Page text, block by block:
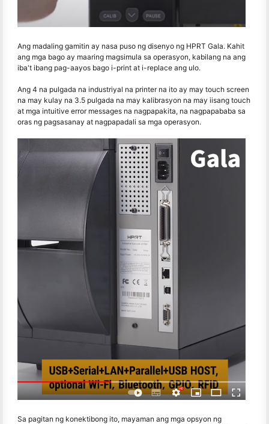
Ang madaling gamitin ay nasa puso ng disenyo ng HPRT Gala. Kahit
ang mga bago ay maaring magsimula sa operasyon, kabilang na ang
iba't ibang pag-aayos bago i-print at i-replace ang ulo.
Ang 4 na pulgada na industriyal na printer na ito ay may touch screen
na may kulay na 3.5 pulgada na may kalibrasyon na may iisang touch
at mga intuitive error messages na nagpapakita, na nagpapababa sa
oras ng pagsasanay at nagpapadali sa mga operasyon.
Sa pagitan ng konektibong ito, mayaman ang mga opsyon ng